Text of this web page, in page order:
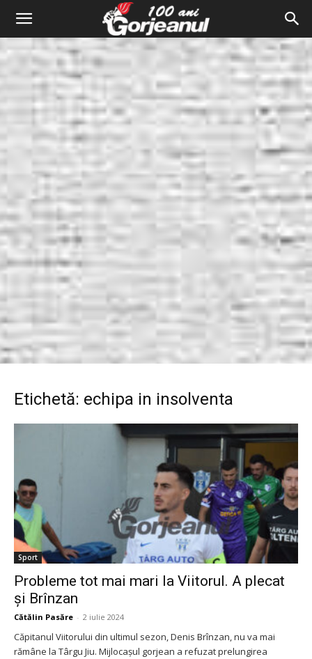
Etichetă: echipa in insolventa
Sport
Probleme tot mai mari la Viitorul. A plecat
și Brînzan
Cătălin Pasăre - 2 iulie 2024
Căpitanul Viitorului din ultimul sezon, Denis Brînzan, nu va mai
rămâne la Târgu Jiu. Mijlocașul gorjean a refuzat prelungirea